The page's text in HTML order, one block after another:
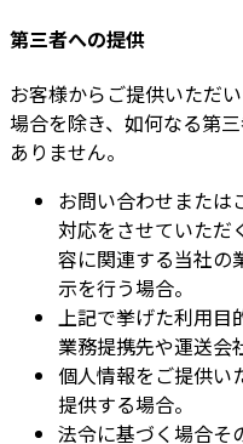
第三者への提供
お客様からご提供いただ
場合を除き、如何なる第
ありません。
お問い合わせまたは
対応をさせていただ
容に関連する当社の
示を行う場合。
上記で挙げた利用目
業務提携先や運送会
個人情報をご提供い
提供する場合。
法令に基づく場合そ